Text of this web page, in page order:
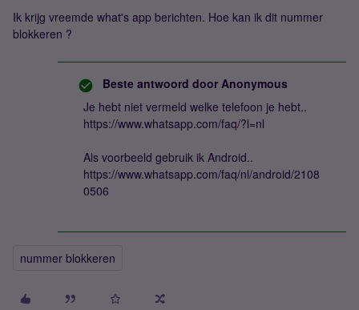
Ik krijg vreemde what's app berichten. Hoe kan ik dit nummer
blokkeren ?
Beste antwoord door Anonymous
Je hebt niet vermeld welke telefoon je hebt..
https://www.whatsapp.com/faq/?l=nl
Als voorbeeld gebruik ik Android..
https://www.whatsapp.com/faq/nl/android/2108
0506
nummer blokkeren